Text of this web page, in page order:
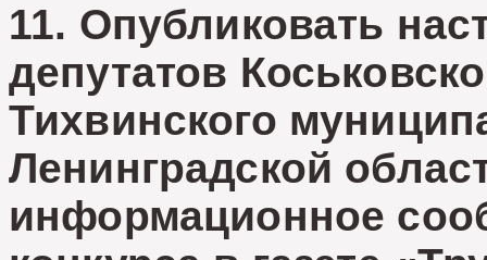
11. Опубликовать
депутатов
Тихвинского
Ленинградской
информационное